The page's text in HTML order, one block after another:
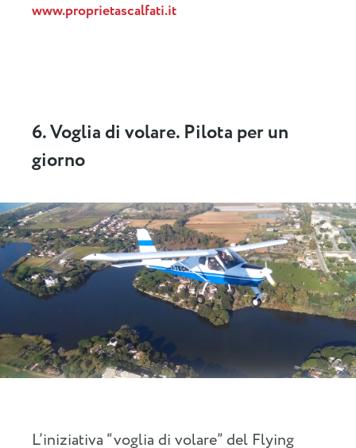
www.proprietascalfati.it
6. Voglia di volare. Pilota per un
giorno
L’iniziativa “voglia di volare” del Flying